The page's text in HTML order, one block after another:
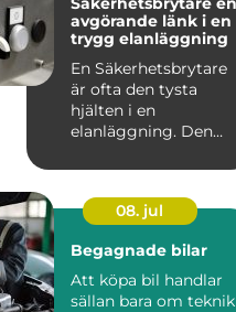
avgörande länk i en
trygg elanläggning
En Säkerhetsbrytare
är ofta den tysta
hjälten i en
elanläggning. Den
vardagen, men nä...
08. jul
Begagnade bilar
Att köpa bil handlar
sällan bara om teknik